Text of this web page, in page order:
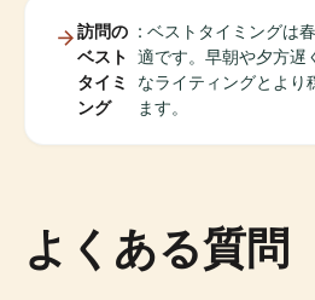
訪問の
ベスト
タイミ
ング
: ベストタイミングは
適です。早朝や夕方遅
なライティングとより
ます。
よくある質問